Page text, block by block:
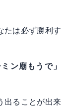
たは必ず勝利す
ン廟もうで」
出ることが出来